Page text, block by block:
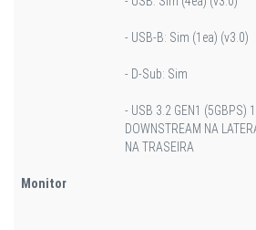
Monitor
- USB-B: Sim (1ea) (v3.0)
- D-Sub: Sim
- USB 3.2 GEN1 (5GBPS)
DOWNSTREAM NA
NA TRASEIRA